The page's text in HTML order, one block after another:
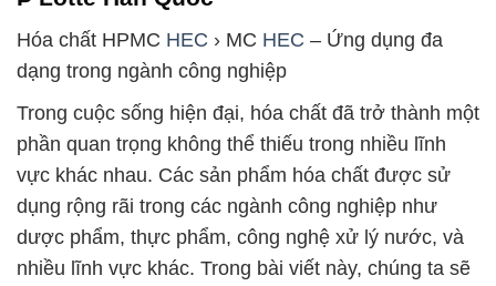
Hóa chất HPMC HEC › MC HEC – Ứng dụng đa
dạng trong ngành công nghiệp
Trong cuộc sống hiện đại, hóa chất đã trở thành một
phần quan trọng không thể thiếu trong nhiều lĩnh
vực khác nhau. Các sản phẩm hóa chất được sử
dụng rộng rãi trong các ngành công nghiệp như
dược phẩm, thực phẩm, công nghệ xử lý nước, và
nhiều lĩnh vực khác. Trong bài viết này, chúng ta sẽ